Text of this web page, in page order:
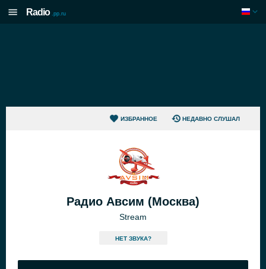
Radio .pp.ru
ИЗБРАННОЕ НЕДАВНО СЛУШАЛ
Радио Авсим (Москва)
Stream
HЕТ ЗВУКА?